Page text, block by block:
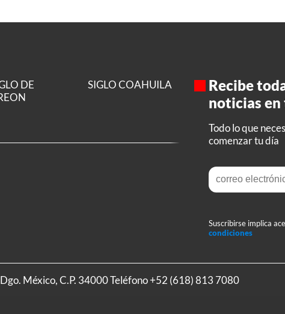
DE
SIGLO COAHUILA
Recibe
noticias
Todo lo que
comenzar tu día
Suscribirse implica
condiciones
México, C.P. 34000 Teléfono+52 (618) 813 7080